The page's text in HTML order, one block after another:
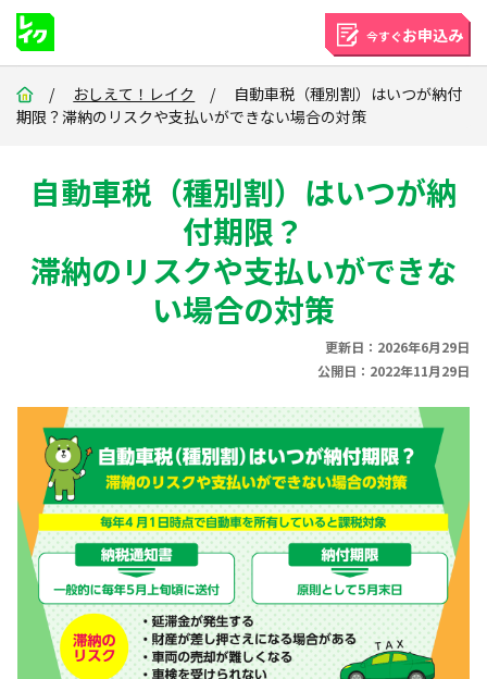
今すぐお申込み
/ おしえて！レイク
/ 自動車税（種別割）はいつが納付
期限？滞納のリスクや支払いができない場合の対策
自動車税（種別割）はいつが納
付期限？
滞納のリスクや支払いができな
い場合の対策
更新日：2026年6月29日
公開日：2022年11月29日